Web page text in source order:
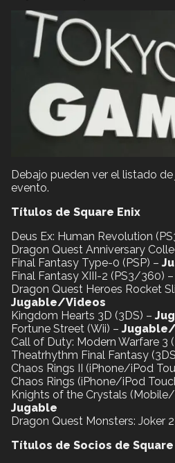
Debajo pueden ver el listado
evento.
Títulos de Square Enix
Deus Ex: Human Revolution
Dragon Quest Anniversary
Final Fantasy Type-0 (PSP) –
Final Fantasy XIII-2 (PS3/360) –
Dragon Quest Heroes Rocket
Jugable/Videos
Kingdom Hearts 3D (3DS) –
Fortune Street (Wii) –
Call of Duty: Modern Warfare 3
Theatrhythm Final Fantasy
Chaos Rings II (iPhone/iPod
Chaos Rings (iPhone/iPod
Knights of the Crystals
Jugable
Dragon Quest Monsters: Joker
Títulos de Socios de Square